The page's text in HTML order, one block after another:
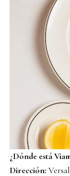
¿Dónde está
Dirección: